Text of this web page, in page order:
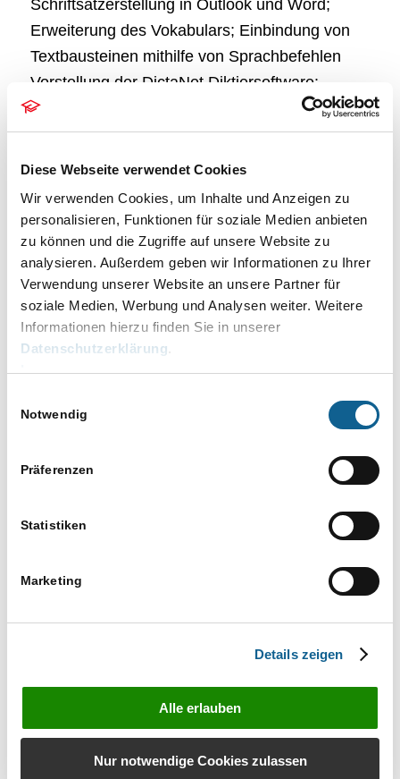
Diese Webseite verwendet Cookies
Wir verwenden Cookies, um Inhalte und Anzeigen zu
personalisieren, Funktionen für soziale Medien anbieten
zu können und die Zugriffe auf unsere Website zu
analysieren. Außerdem geben wir Informationen zu Ihrer
Verwendung unserer Website an unsere Partner für
soziale Medien, Werbung und Analysen weiter. Weitere
Informationen hierzu finden Sie in unserer
Datenschutzerklärung.
Impressum
Notwendig
Präferenzen
Statistiken
Marketing
Details zeigen
Alle erlauben
Nur notwendige Cookies zulassen
Schriftsatzerstellung in Outlook und Word;
Erweiterung des Vokabulars; Einbindung von
Textbausteinen mithilfe von Sprachbefehlen
Vorstellung der DictaNet Diktiersoftware:
Aufnahme von Diktaten als DictaNet Recorder
mit und ohne Spracherkennung nebst
Speicherung in DictaNet; Bearbeitung von
Nutzung von Diktiermikrofonen mit der
Vordergrundspracherkennung
Nutzung von Diktiermikrofonen mit der
Hintergrundspracherkennung
Dauer: 10:00 Uhr – 11:00 Uhr
Gebühr Seminar:199,00 €
Datum:
Zeit:
Eintritt:
Kategorien:
Diktieren und Spracherkennung ,Schulung